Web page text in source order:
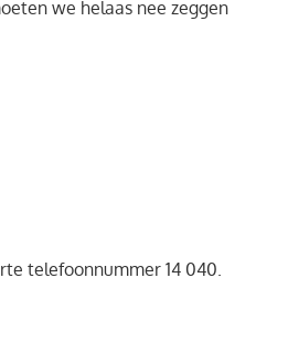
we helaas nee zeggen
telefoonnummer 14 040.